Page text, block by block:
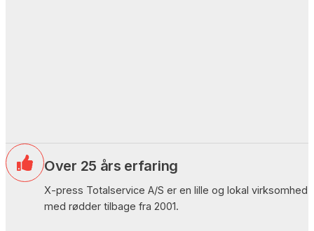
Over 25 års erfaring
X-press Totalservice A/S er en lille og lokal virksomhed
med rødder tilbage fra 2001.